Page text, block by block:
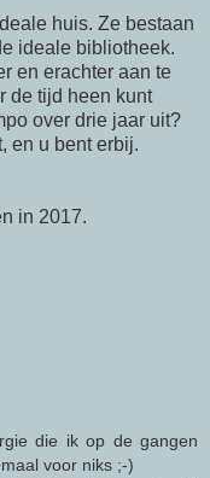
huis. Ze bestaan
ideale bibliotheek.
en erachter aan te
de tijd heen kunt
over drie jaar uit?
en u bent erbij.
in 2017.
die ik op de gangen
voor niks ;-)